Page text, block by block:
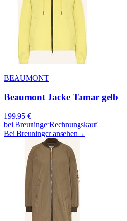
BEAUMONT
Beaumont Jacke Tamar gelb
199,95 €
bei BreuningerRechnungskauf
Bei Breuninger ansehen →